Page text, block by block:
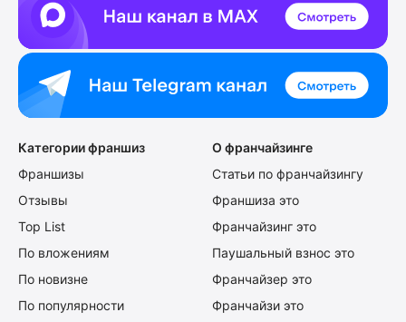
Категории франшиз
Франшизы
Отзывы
Top List
По вложениям
По новизне
По популярности
О франчайзинге
Статьи по франчайзингу
Франшиза это
Франчайзинг это
Паушальный взнос это
Франчайзер это
Франчайзи это